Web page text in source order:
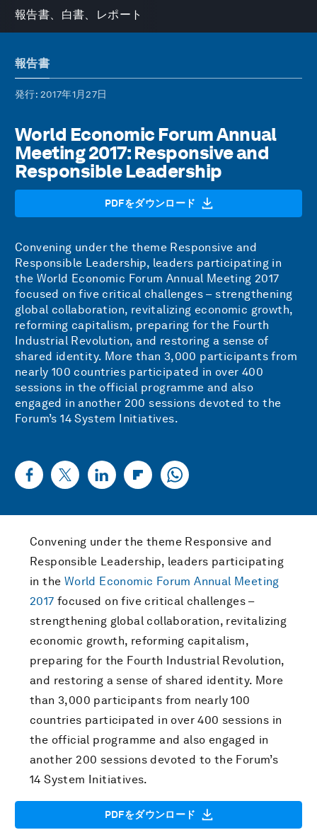
報告書、白書、レポート
報告書
発行: 2017年1月27日
World Economic Forum Annual
Meeting 2017: Responsive and
Responsible Leadership
PDFをダウンロード
Convening under the theme Responsive and
Responsible Leadership, leaders participating in
the World Economic Forum Annual Meeting 2017
focused on five critical challenges – strengthening
global collaboration, revitalizing economic growth,
reforming capitalism, preparing for the Fourth
Industrial Revolution, and restoring a sense of
shared identity. More than 3,000 participants from
nearly 100 countries participated in over 400
sessions in the official programme and also
engaged in another 200 sessions devoted to the
Forum’s 14 System Initiatives.
Convening under the theme Responsive and
Responsible Leadership, leaders participating
in the World Economic Forum Annual Meeting
2017 focused on five critical challenges –
strengthening global collaboration, revitalizing
economic growth, reforming capitalism,
preparing for the Fourth Industrial Revolution,
and restoring a sense of shared identity. More
than 3,000 participants from nearly 100
countries participated in over 400 sessions in
the official programme and also engaged in
another 200 sessions devoted to the Forum’s
14 System Initiatives.
PDFをダウンロード